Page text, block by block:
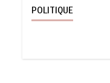
POLITIQUE